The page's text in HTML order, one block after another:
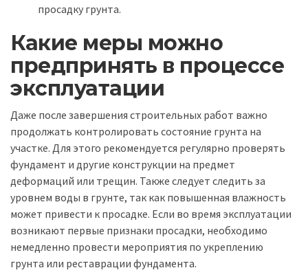
просадку грунта.
Какие меры можно
предпринять в процессе
эксплуатации
Даже после завершения строительных работ важно
продолжать контролировать состояние грунта на
участке. Для этого рекомендуется регулярно проверять
фундамент и другие конструкции на предмет
деформаций или трещин. Также следует следить за
уровнем воды в грунте, так как повышенная влажность
может привести к просадке. Если во время эксплуатации
возникают первые признаки просадки, необходимо
немедленно провести мероприятия по укреплению
грунта или реставрации фундамента.